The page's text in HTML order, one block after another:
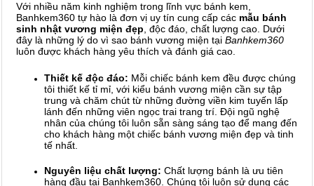
Với nhiều năm kinh nghiệm trong lĩnh vực bánh kem,
Banhkem360 tự hào là đơn vị uy tín cung cấp các mẫu bánh
sinh nhật vương miện đẹp, độc đáo, chất lượng cao. Dưới
đây là những lý do vì sao bánh vương miện tại Banhkem360
luôn được khách hàng yêu thích và đánh giá cao.
Thiết kế độc đáo: Mỗi chiếc bánh kem đều được chúng
tôi thiết kế tỉ mỉ, với kiểu bánh vương miện cần sự tập
trung và chăm chút từ những đường viền kim tuyến lấp
lánh đến những viên ngọc trai trang trí. Đội ngũ nghệ
nhân của chúng tôi luôn sẵn sàng sáng tạo để mang đến
cho khách hàng một chiếc bánh vương miện đẹp và tinh
tế nhất.
Nguyên liệu chất lượng: Chất lượng bánh là ưu tiên
hàng đầu tại Banhkem360. Chúng tôi luôn sử dụng các